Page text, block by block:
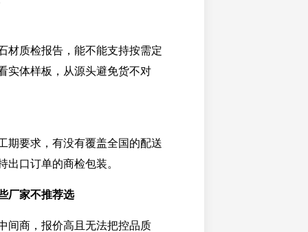
材质检报告，能不能支持按需定
实体样板，从源头避免货不对
期要求，有没有覆盖全国的配送
出口订单的商检包装。
厂家不推荐选
间商，报价高且无法把控品质